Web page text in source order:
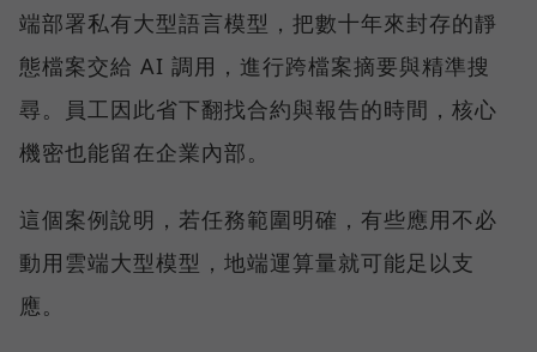
端部署私有大型語言模型，把數十年來封存的靜
態檔案交給 AI 調用，進行跨檔案摘要與精準搜
尋。員工因此省下翻找合約與報告的時間，核心
機密也能留在企業內部。
這個案例說明，若任務範圍明確，有些應用不必
動用雲端大型模型，地端運算量就可能足以支
應。